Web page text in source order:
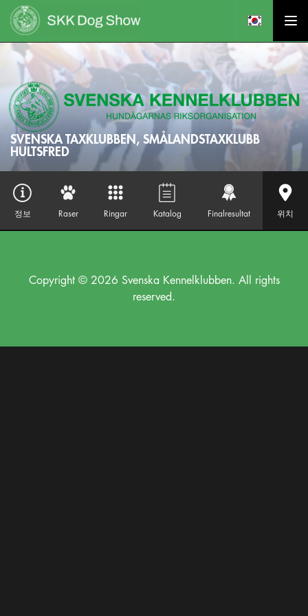
SVENSKA TAXKLUBBEN, SMÅLANDSTAXKLUBB
HULTSFRED
정보 Raser Ringar Katalog Finalresultat 위치
Copyright © 2026 Svenska Kennelklubben. All rights
reserved.